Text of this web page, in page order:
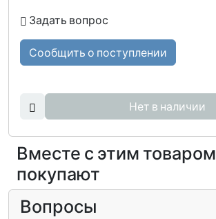
Задать вопрос
Сообщить о поступлении
Нет в наличии
Вместе с этим товаром
покупают
Вопросы